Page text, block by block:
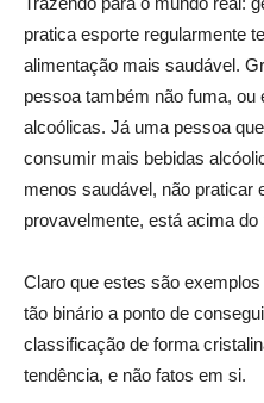
pratica esporte regularmente
alimentação mais saudável.
pessoa também não fuma, ou
alcoólicas. Já uma pessoa
consumir mais bebidas
menos saudável, não praticar
provavelmente, está acima do
Claro que estes são
tão binário a ponto de
classificação de forma
tendência, e não fatos em si.